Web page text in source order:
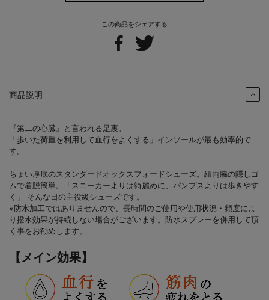
この商品をシェアする
商品説明
『第二の心臓』と言われる足裏。
「歩いた荷重を利用して血行をよくする」インソールが最も効率的で
す。
ちょい厚底のスタンダードオックスフォードシューズ。紐両脇の隠しゴ
ムで着脱簡単。「スニーカーよりは綺麗めに、パンプスよりは歩きやす
く」 そんな日の主役級シューズです。
※防水加工ではありませんので、長時間のご使用や使用状況・頻度によ
り撥水効果が持続しない場合がございます。防水スプレーを併用して頂
く事をお勧めします。
【メイン効果】